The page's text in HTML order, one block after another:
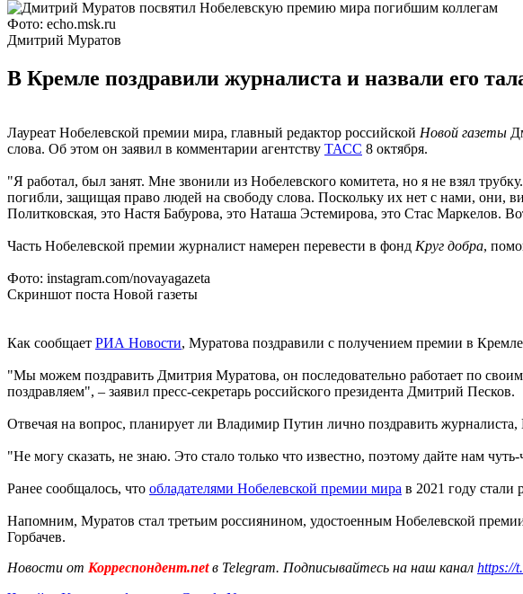
Фото: echo.msk.ru
Дмитрий Муратов
В Кремле поздравили журналиста и назвали его
Лауреат Нобелевской премии мира, главный редактор российской Новой газеты
слова. Об этом он заявил в комментарии агентству ТАСС 8 октября.
"Я работал, был занят. Мне звонили из Нобелевского комитета, но я не взял
погибли, защищая право людей на свободу слова. Поскольку их нет с нами,
Политковская, это Настя Бабурова, это Наташа Эстемирова, это Стас Маркелов.
Часть Нобелевской премии журналист намерен перевести в фонд Круг добра,
Фото: instagram.com/novayagazeta
Скриншот поста Новой газеты
Как сообщает РИА Новости, Муратова поздравили с получением премии в
"Мы можем поздравить Дмитрия Муратова, он последовательно работает по
поздравляем", – заявил пресс-секретарь российского президента Дмитрий Песков.
Отвечая на вопрос, планирует ли Владимир Путин лично поздравить журналиста,
"Не могу сказать, не знаю. Это стало только что известно, поэтому дайте нам
Ранее сообщалось, что обладателями Нобелевской премии мира в 2021 году
Напомним, Муратов стал третьим россиянином, удостоенным Нобелевской
Горбачев.
Новости от Корреспондент.netв Telegram. Подписывайтесь на наш канал https://